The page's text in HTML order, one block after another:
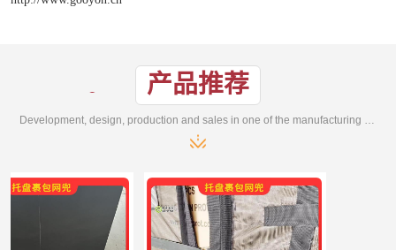
产品推荐